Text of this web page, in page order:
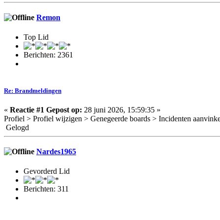
Remon
Top Lid
Berichten: 2361
Re: Brandmeldingen
« Reactie #1 Gepost op: 28 juni 2026, 15:59:35 »
Profiel > Profiel wijzigen > Genegeerde boards > Incidenten
Gelogd
Nardes1965
Gevorderd Lid
Berichten: 311